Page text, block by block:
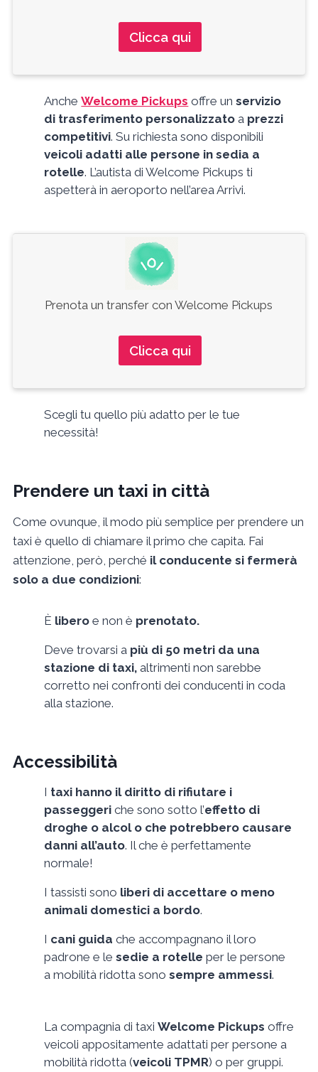
Clicca qui
AncheWelcome Pickups offre unservizio
di trasferimento personalizzatoa prezzi
competitivi. Su richiesta sono disponibili
veicoli adatti alle persone in sedia a
rotelle. L’autista di Welcome Pickups ti
aspetterà in aeroporto nell’area Arrivi.
Prenota un transfer con Welcome Pickups
Clicca qui
Scegli tu quello più adatto per le tue
necessità!
Prendere un taxi in città
Come ovunque, il modo più semplice per prendere un
taxi è quello di chiamare il primo che capita. Fai
attenzione, però, perché il conducente si fermerà
solo a due condizioni:
È liberoe non è prenotato.
Deve trovarsi a più di 50 metri da una
stazione di taxi, altrimenti non sarebbe
corretto nei confronti dei conducenti in coda
alla stazione.
Accessibilità
I taxi hanno il diritto di rifiutare i
passeggeriche sono sotto l’effetto di
droghe o alcol o che potrebbero causare
danni all’auto. Il che è perfettamente
normale!
I tassisti sono liberi di accettare o meno
animali domestici a bordo.
I cani guida che accompagnano il loro
padrone e lesedie a rotelle per le persone
a mobilità ridotta sonosempre ammessi.
La compagnia di taxiWelcome Pickups offre
veicoli appositamente adattati per persone a
mobilità ridotta (veicoli TPMR) o per gruppi.